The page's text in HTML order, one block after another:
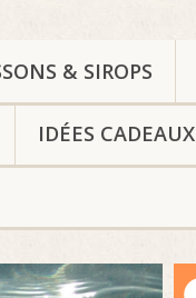
& SIROPS
IDÉES CADEAUX